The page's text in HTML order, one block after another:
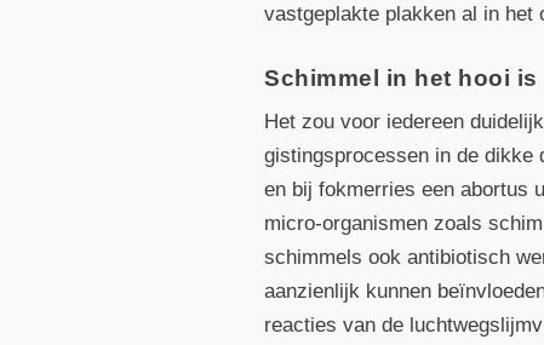
vastgeplakte plakken al in het
Schimmel in het hooi is
Het zou voor iedereen
gistingsprocessen in de dikke
en bij fokmerries een abortus
micro-organismen zoals
schimmels ook antibiotisch
aanzienlijk kunnen
reacties van de